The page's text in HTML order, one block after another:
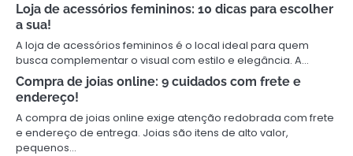
Loja de acessórios femininos: 10 dicas para escolher
a sua!
A loja de acessórios femininos é o local ideal para quem
busca complementar o visual com estilo e elegância. A…
Compra de joias online: 9 cuidados com frete e
endereço!
A compra de joias online exige atenção redobrada com frete
e endereço de entrega. Joias são itens de alto valor,
pequenos…